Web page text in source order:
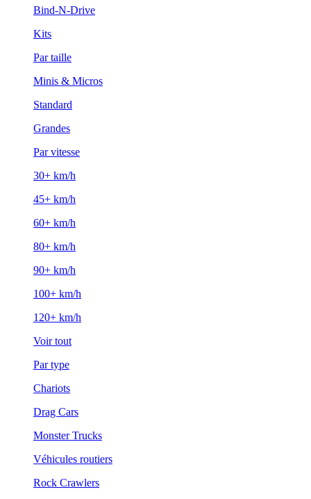
Bind-N-Drive
Kits
Par taille
Minis & Micros
Standard
Grandes
Par vitesse
30+ km/h
45+ km/h
60+ km/h
80+ km/h
90+ km/h
100+ km/h
120+ km/h
Voir tout
Par type
Chariots
Drag Cars
Monster Trucks
Véhicules routiers
Rock Crawlers